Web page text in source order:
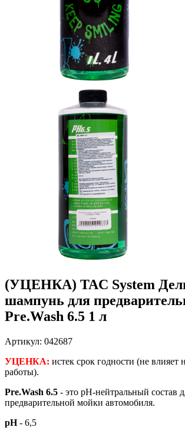
(УЦЕНКА) TAC System
шампунь для
Pre.Wash 6.5 1 л
Артикул: 042687
УЦЕНКА: истек срок годности (не влияет
работы).
Pre.Wash 6.5 - это pH-нейтральный состав
предварительной мойки автомобиля.
pH- 6,5